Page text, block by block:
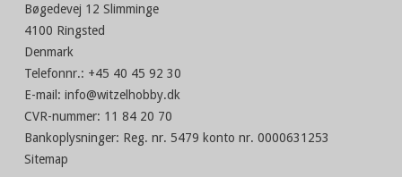
Bøgedevej 12 Slimminge
4100 Ringsted
Denmark
Telefonnr.: +45 40 45 92 30
E-mail: info@witzelhobby.dk
CVR-nummer: 11 84 20 70
Bankoplysninger: Reg. nr. 5479 konto nr. 0000631253
Sitemap